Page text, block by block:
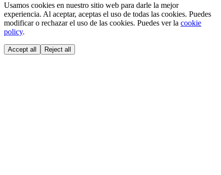
Usamos cookies en nuestro sitio web para darle la mejor
experiencia. Al aceptar, aceptas el uso de todas las cookies. Puedes
modificar o rechazar el uso de las cookies. Puedes ver la cookie
policy.
Accept all Reject all